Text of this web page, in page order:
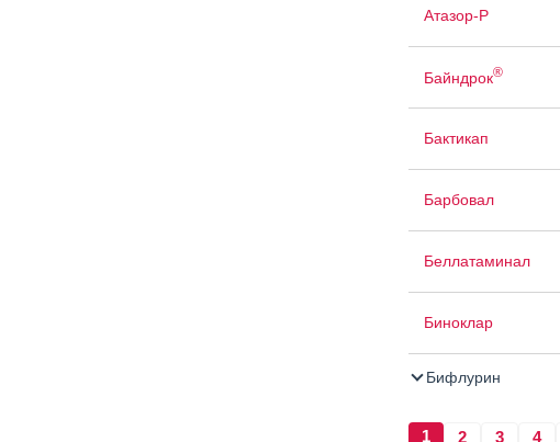
Атазор-Р
Байндрок®
Бактикап
Барбовал
Беллатаминал
Биноклар
Бифлурин
1 2 3 4